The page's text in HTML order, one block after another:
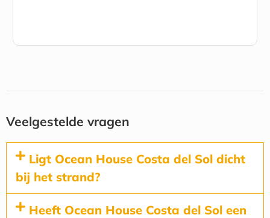
Veelgestelde vragen
Ligt Ocean House Costa del Sol dicht
bij het strand?
Heeft Ocean House Costa del Sol een